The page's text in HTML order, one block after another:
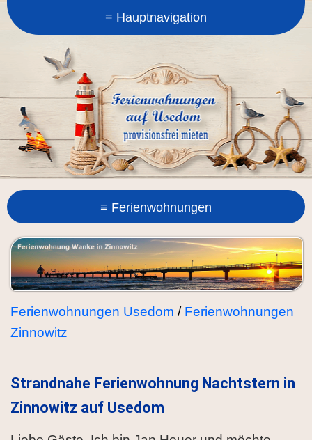
Ferienwohnungen Usedom / Ferienwohnungen
Zinnowitz
Strandnahe Ferienwohnung Nachtstern in
Zinnowitz auf Usedom